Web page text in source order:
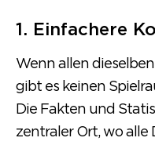
1. Einfachere
Wenn allen
gibt es keinen
Die Fakten und
zentraler Ort, wo alle